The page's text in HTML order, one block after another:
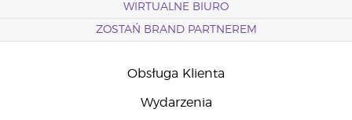
WIRTUALNE BIURO
ZOSTAŃ BRAND PARTNEREM
Obsługa Klienta
Wydarzenia